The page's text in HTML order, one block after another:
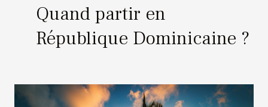
Quand partir en
République Dominicaine ?